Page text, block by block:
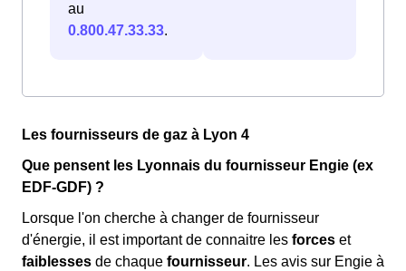
au
0.800.47.33.33.
Les fournisseurs de gaz à Lyon 4
Que pensent les Lyonnais du fournisseur Engie (ex
EDF-GDF) ?
Lorsque l'on cherche à changer de fournisseur
d'énergie, il est important de connaitre les forces et
faiblesses de chaque fournisseur. Les avis sur Engie à